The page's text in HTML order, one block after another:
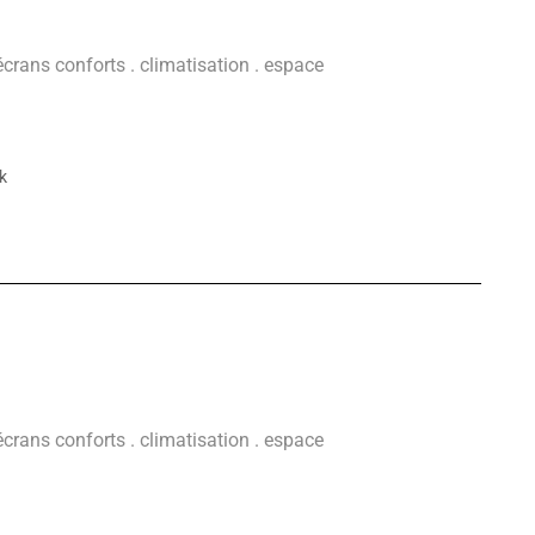
conforts . climatisation . espace
conforts . climatisation . espace